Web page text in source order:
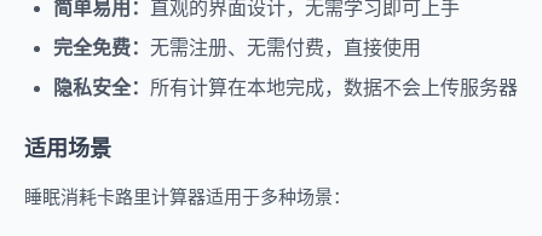
简单易用： 直观的界面设计，无需学习即可上手
完全免费： 无需注册、无需付费，直接使用
隐私安全： 所有计算在本地完成，数据不会上传服务器
适用场景
睡眠消耗卡路里计算器适用于多种场景：